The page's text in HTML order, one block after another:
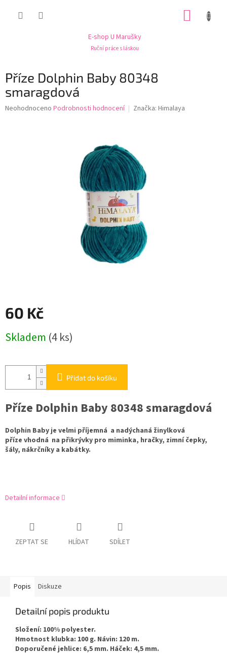
E-shop U Marušky
Ruční práce s láskou
Příze Dolphin Baby 80348
smaragdová
Průměrné
Neohodnoceno Podrobnosti hodnocení Značka: Himalaya
60 Kč
cena:
Skladem (4 ks)
Přidat do košíku
Příze Dolphin Baby 80348 smaragdová
Dolphin Baby je velmi příjemná a nadýchaná žinylková
příze vhodná na přikrývky pro miminka, hračky, zimní čepky,
šály, nákrčníky a kabátky.
Detailní informace
ZEPTAT SE HLÍDAT SDÍLET
Popis Diskuze
Detailní popis produktu
Složení: 100% polyester.
Hmotnost klubka: 100 g. Návin: 120 m.
Doporučené jehlice: 6,5 mm. Háček: 4,5 mm.